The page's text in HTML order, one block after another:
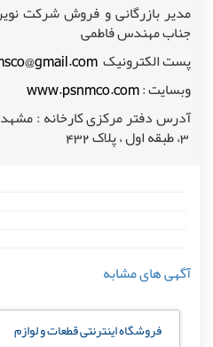
جناب مهندس فاطمی
پست الکترونیک
وبسایت :www.psnmco.com
آدرس دفتر مرکزی کارخانه :
آگهی های مشابه
فروشگاه اینترنتی قطعات و لوازم